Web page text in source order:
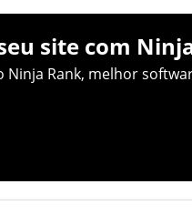
site com
Rank, melhor